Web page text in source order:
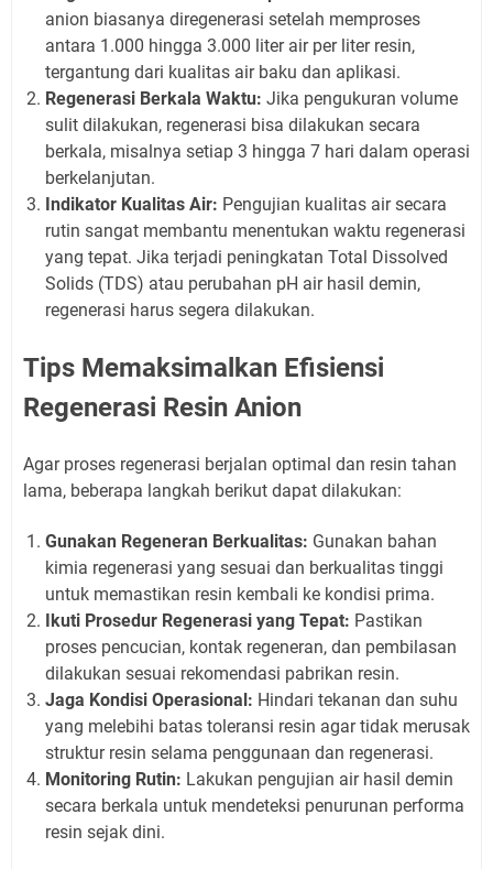
anion biasanya diregenerasi setelah memproses
antara 1.000 hingga 3.000 liter air per liter resin,
tergantung dari kualitas air baku dan aplikasi.
Regenerasi Berkala Waktu: Jika pengukuran volume
sulit dilakukan, regenerasi bisa dilakukan secara
berkala, misalnya setiap 3 hingga 7 hari dalam operasi
berkelanjutan.
Indikator Kualitas Air: Pengujian kualitas air secara
rutin sangat membantu menentukan waktu regenerasi
yang tepat. Jika terjadi peningkatan Total Dissolved
Solids (TDS) atau perubahan pH air hasil demin,
regenerasi harus segera dilakukan.
Tips Memaksimalkan Efisiensi
Regenerasi Resin Anion
Agar proses regenerasi berjalan optimal dan resin tahan
lama, beberapa langkah berikut dapat dilakukan:
Gunakan Regeneran Berkualitas: Gunakan bahan
kimia regenerasi yang sesuai dan berkualitas tinggi
untuk memastikan resin kembali ke kondisi prima.
Ikuti Prosedur Regenerasi yang Tepat: Pastikan
proses pencucian, kontak regeneran, dan pembilasan
dilakukan sesuai rekomendasi pabrikan resin.
Jaga Kondisi Operasional: Hindari tekanan dan suhu
yang melebihi batas toleransi resin agar tidak merusak
struktur resin selama penggunaan dan regenerasi.
Monitoring Rutin: Lakukan pengujian air hasil demin
secara berkala untuk mendeteksi penurunan performa
resin sejak dini.